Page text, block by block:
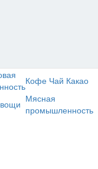
Кофе Чай Какао
Мясная
промышленность